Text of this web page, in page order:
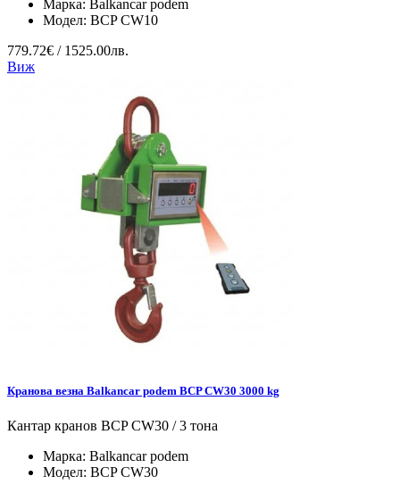
Марка: Balkancar podem
Модел: BCP CW10
779.72€ / 1525.00лв.
Виж
Кранова везна Balkancar podem BCP CW30 3000 kg
Кантар кранов BCP CW30 / 3 тона
Марка: Balkancar podem
Модел: BCP CW30